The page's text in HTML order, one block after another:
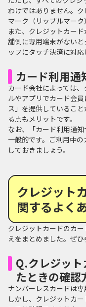
わけではありません。
マーク（リップルマーク
また、クレジットカー
舗側に専用端末がない
ッフにタッチ決済に対応
カード利用通
カード会社によっては
ルやアプリでカード会
ス」を提供しているこ
る点もメリットです。
なお、「カード利用通
一般的です。ご利用中
しておきましょう。
クレジット
関するよく
クレジットカードのカ
えをまとめました。ぜひ
Q.クレジッ
たときの確認
ナンバーレスカードは専
しかし、クレジットカ